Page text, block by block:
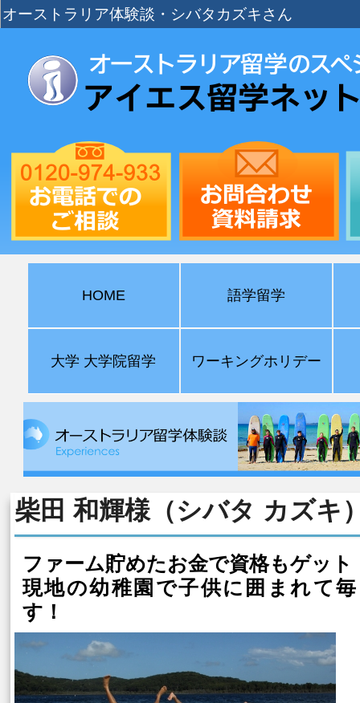
オーストラリア体験談・シバタカズキさん
HOME 語学留学
大学 大学院留学 ワーキングホリデー
柴田 和輝様（シバタ カズキ
ファーム貯めたお金で資格もゲット
現地の幼稚園で子供に囲まれて
す！